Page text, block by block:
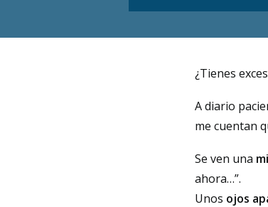
¿Tienes
A diario
me cuentan
Se ven una
ahora…”.
Unos ojos